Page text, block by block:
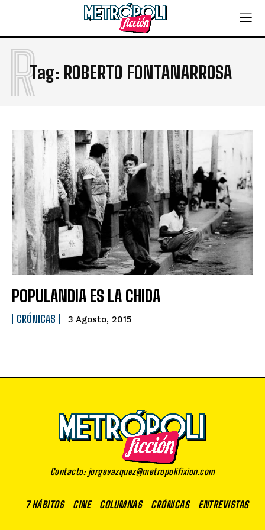
Tag: ROBERTO FONTANARROSA
R
POPULANDIA ES LA CHIDA
CRÓNICAS 3 Agosto, 2015
Contacto: jorgevazquez@metropolifixion.com
7 HÁBITOS CINE COLUMNAS CRÓNICAS ENTREVISTAS